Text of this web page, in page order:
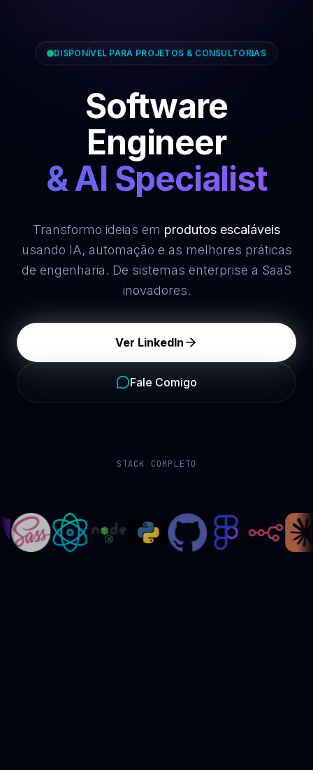
DISPONÍVEL PARA PROJETOS & CONSULTORIAS
Software
Engineer
& AI Specialist
Transformo ideias em produtos escaláveis
usando IA, automação e as melhores práticas
de engenharia. De sistemas enterprise a SaaS
inovadores.
Ver LinkedIn
Fale Comigo
STACK COMPLETO